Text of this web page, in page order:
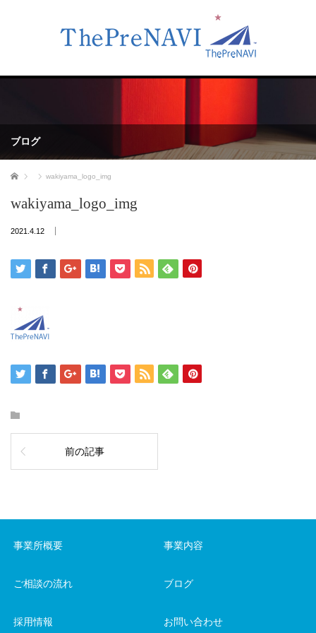
ブログ
ホーム wakiyama_logo_img
wakiyama_logo_img
2021.4.12
前の記事
事業所概要 事業内容
ご相談の流れ ブログ
採用情報 お問い合わせ